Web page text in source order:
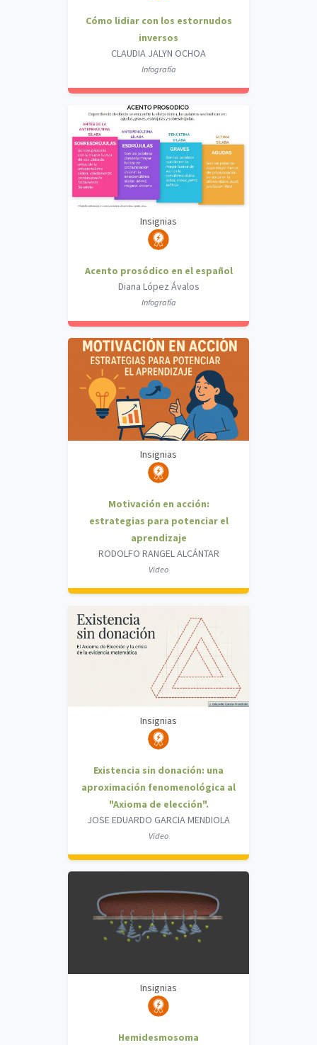
Cómo lidiar con los estornudos
inversos
CLAUDIA JALYN OCHOA
Infografía
Insignias
Acento prosódico en el español
Diana López Ávalos
Infografía
Insignias
Motivación en acción:
estrategias para potenciar el
aprendizaje
RODOLFO RANGEL ALCÁNTAR
Video
Insignias
Existencia sin donación: una
aproximación fenomenológica al
"Axioma de elección".
JOSE EDUARDO GARCIA MENDIOLA
Video
Insignias
Hemidesmosoma